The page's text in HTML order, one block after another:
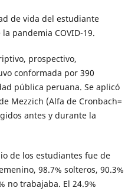
de vida del estudiante
pandemia COVID-19.
prospectivo,
conformada por 390
pública peruana. Se aplicó
Mezzich (Alfa de Cronbach=
antes y durante la
de los estudiantes fue de
98.7% solteros, 90.3%
no trabajaba. El 24.9%